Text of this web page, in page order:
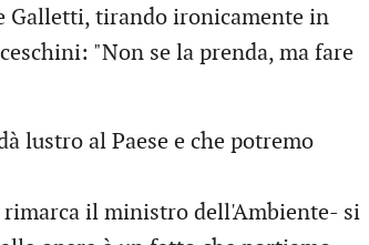
Galletti, tirando ironicamente in
"Non se la prenda, ma fare
lustro al Paese e che potremo
il ministro dell'Ambiente- si